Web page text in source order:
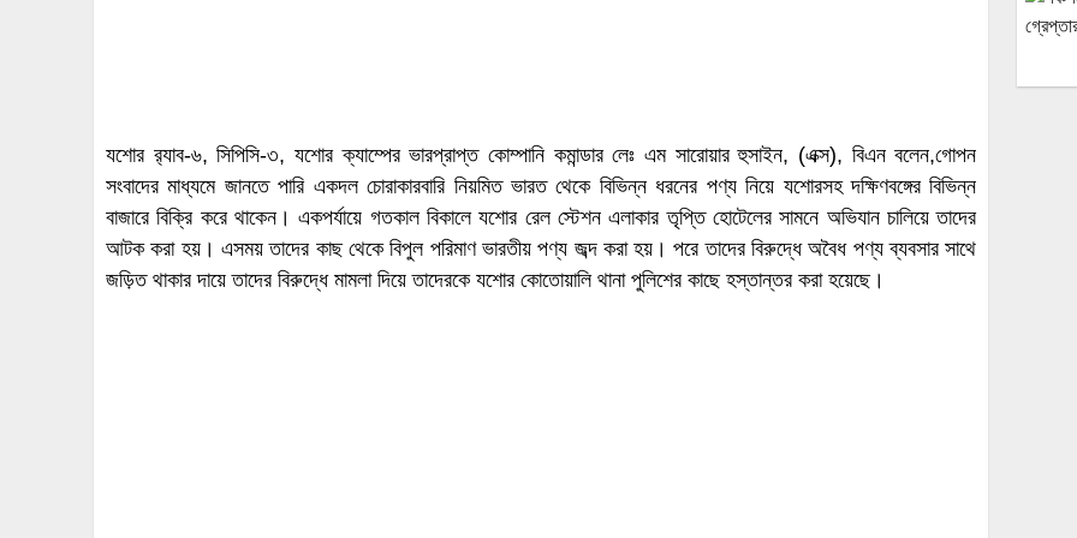
যশোর র‌্যাব-৬, সিপিসি-৩, যশোর ক্যাম্পের ভারপ্রাপ্ত কোম্পানি কমান্ডার লেঃ এম সারোয়ার হুসাইন, (এক্স), বিএন বলেন,গোপন
সংবাদের মাধ্যমে জানতে পারি একদল চোরাকারবারি নিয়মিত ভারত থেকে বিভিন্ন ধরনের পণ্য নিয়ে যশোরসহ দক্ষিণবঙ্গের বিভিন্ন
বাজারে বিক্রি করে থাকেন। একপর্যায়ে গতকাল বিকালে যশোর রেল স্টেশন এলাকার তৃপ্তি হোটেলের সামনে অভিযান চালিয়ে তাদের
আটক করা হয়। এসময় তাদের কাছ থেকে বিপুল পরিমাণ ভারতীয় পণ্য জব্দ করা হয়। পরে তাদের বিরুদ্ধে অবৈধ পণ্য ব্যবসার সাথে
জড়িত থাকার দায়ে তাদের বিরুদ্ধে মামলা দিয়ে তাদেরকে যশোর কোতোয়ালি থানা পুলিশের কাছে হস্তান্তর করা হয়েছে।